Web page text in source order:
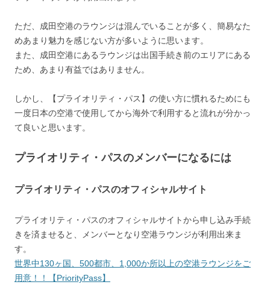
ただ、成田空港のラウンジは混んでいることが多く、簡易なた
めあまり魅力を感じない方が多いように思います。
また、成田空港にあるラウンジは出国手続き前のエリアにある
ため、あまり有益ではありません。
しかし、【プライオリティ・パス】の使い方に慣れるためにも
一度日本の空港で使用してから海外で利用する と流れが分かっ
て良いと思います。
プライオリティ・パスのメンバーになるには
プライオリティ・パスのオフィシャルサイト
プライオリティ・パスのオフィシャルサイトから申し込み手続
きを済ませると、メンバーとなり空港ラウンジが利用出来ま
す。
世界中130ヶ国、500都市、1,000か所以上の空港ラウンジをご
用意！！【PriorityPass】